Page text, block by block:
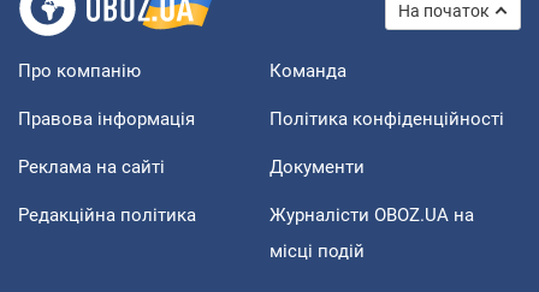
На початок
Про компанію Команда
Правова інформація Політика конфіденційності
Реклама на сайті Документи
Редакційна політика
Журналісти OBOZ.UA на
місці подій